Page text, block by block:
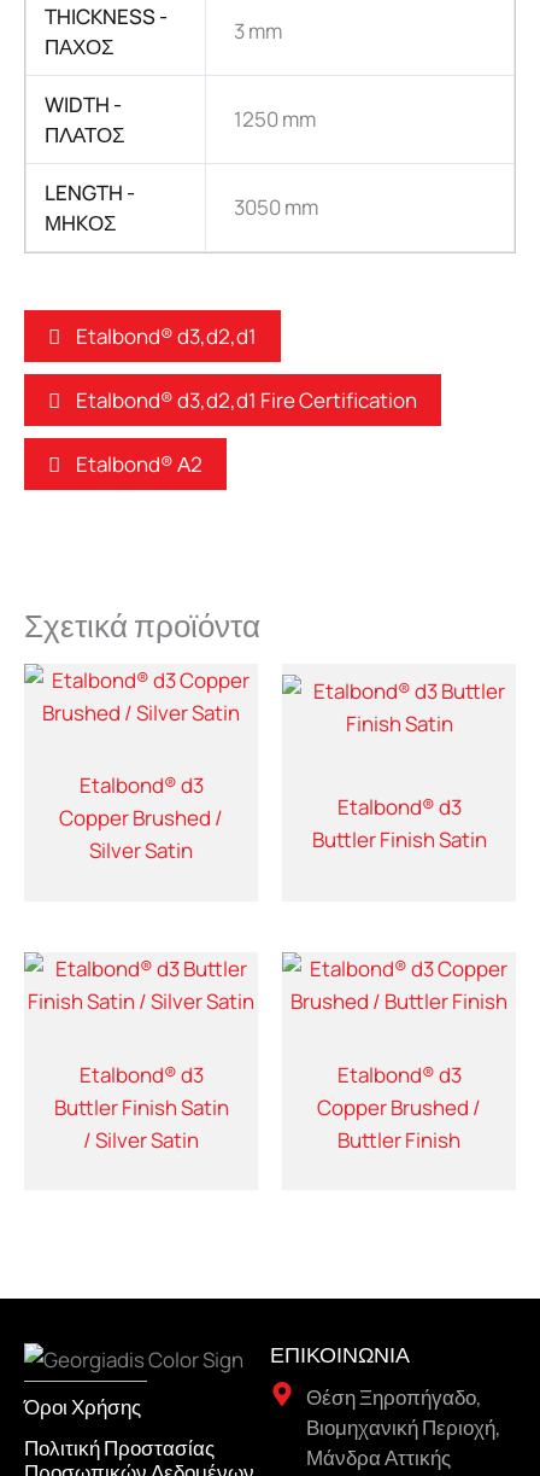
THICKNESS -
ΠΑΧΟΣ
3 mm
WIDTH -
ΠΛΑΤΟΣ
1250 mm
LENGTH -
ΜHKΟΣ
3050 mm
Etalbond® d3,d2,d1
Etalbond® d3,d2,d1 Fire Certification
Etalbond® Α2
Σχετικά προϊόντα
Etalbond® d3
Copper Brushed /
Silver Satin
Etalbond® d3
Buttler Finish Satin
Etalbond® d3
Buttler Finish Satin
/ Silver Satin
Etalbond® d3
Copper Brushed /
Buttler Finish
Όροι Χρήσης
Πολιτική Προστασίας
ΕΠΙΚΟΙΝΩΝΙΑ
Θέση Ξηροπήγαδο,
Βιομηχανική Περιοχή,
Μάνδρα Αττικής